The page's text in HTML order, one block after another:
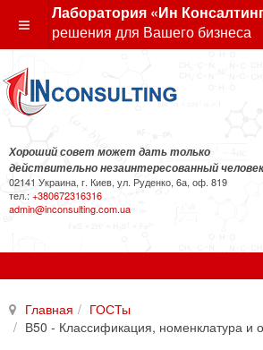
Лаборатория «Ин
решения для Вашего бизнеса
Хороший совет может дать только
действительно незаинтересованный человек
02141 Украина, г. Киев, ул. Руденко, 6а, оф. 819
тел.: +380672316316
admin@inconsulting.com.ua
Главная
ГОСТы
В50 - Классификация, номенклатура